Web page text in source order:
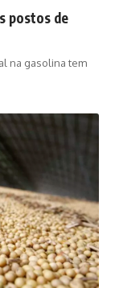
postos de
na gasolina tem